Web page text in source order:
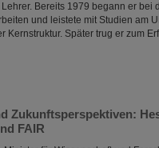
Bereits 1979 begann er bei
und leistete mit Studien am
Kernstruktur. Später trug er zum
Zukunftsperspektiven:
FAIR